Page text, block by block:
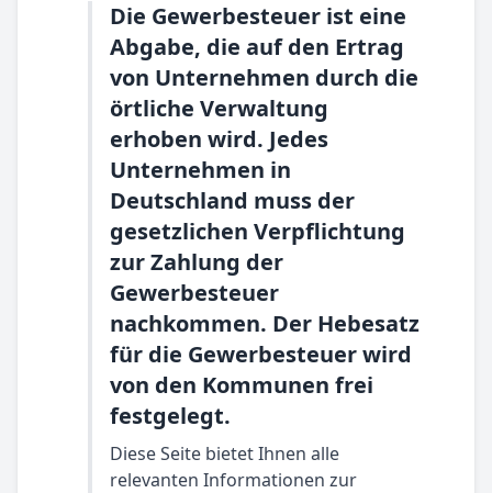
Die Gewerbesteuer ist eine
Abgabe, die auf den Ertrag
von Unternehmen durch die
örtliche Verwaltung
erhoben wird. Jedes
Unternehmen in
Deutschland muss der
gesetzlichen Verpflichtung
zur Zahlung der
Gewerbesteuer
nachkommen. Der Hebesatz
für die Gewerbesteuer wird
von den Kommunen frei
festgelegt.
Diese Seite bietet Ihnen alle
relevanten Informationen zur